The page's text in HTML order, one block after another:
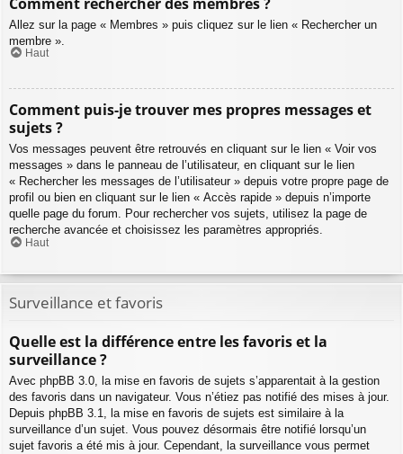
Allez sur la page « Membres » puis cliquez sur le lien « Rechercher un
membre ».
Haut
Comment puis-je trouver mes propres messages et
sujets ?
Vos messages peuvent être retrouvés en cliquant sur le lien « Voir vos
messages » dans le panneau de l’utilisateur, en cliquant sur le lien
« Rechercher les messages de l’utilisateur » depuis votre propre page de
profil ou bien en cliquant sur le lien « Accès rapide » depuis n’importe
quelle page du forum. Pour rechercher vos sujets, utilisez la page de
recherche avancée et choisissez les paramètres appropriés.
Haut
Surveillance et favoris
Quelle est la différence entre les favoris et la
surveillance ?
Avec phpBB 3.0, la mise en favoris de sujets s’apparentait à la gestion
des favoris dans un navigateur. Vous n’étiez pas notifié des mises à jour.
Depuis phpBB 3.1, la mise en favoris de sujets est similaire à la
surveillance d’un sujet. Vous pouvez désormais être notifié lorsqu’un
sujet favoris a été mis à jour. Cependant, la surveillance vous permet